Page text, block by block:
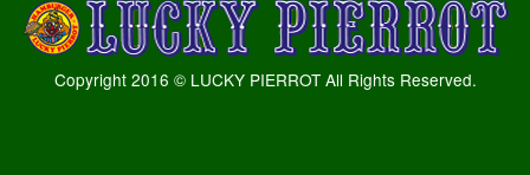
Copyright 2016 © LUCKY PIERROT All Rights Reserved.